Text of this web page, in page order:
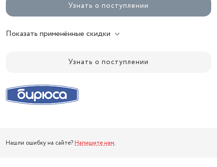
Узнать о поступлении
Показать применённые скидки
Узнать о поступлении
Нашли ошибку на сайте? Напишите нам.